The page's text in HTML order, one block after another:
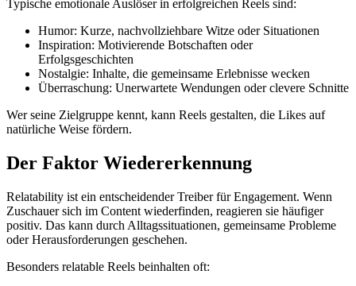
Typische emotionale Auslöser in erfolgreichen Reels sind:
Humor: Kurze, nachvollziehbare Witze oder Situationen
Inspiration: Motivierende Botschaften oder
Erfolgsgeschichten
Nostalgie: Inhalte, die gemeinsame Erlebnisse wecken
Überraschung: Unerwartete Wendungen oder clevere Schnitte
Wer seine Zielgruppe kennt, kann Reels gestalten, die Likes auf
natürliche Weise fördern.
Der Faktor Wiedererkennung
Relatability ist ein entscheidender Treiber für Engagement. Wenn
Zuschauer sich im Content wiederfinden, reagieren sie häufiger
positiv. Das kann durch Alltagssituationen, gemeinsame Probleme
oder Herausforderungen geschehen.
Besonders relatable Reels beinhalten oft: